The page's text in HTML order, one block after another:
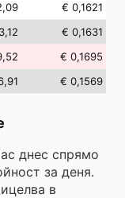
€ 0,1621
€ 0,1631
€ 0,1695
€ 0,1569
днес спрямо
за деня.
в